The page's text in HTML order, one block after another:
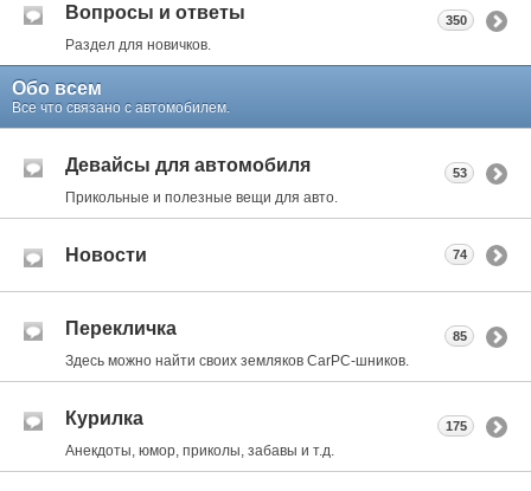
Вопросы и ответы
Раздел для новичков.
350
Обо всем
Все что связано с автомобилем.
Девайсы для автомобиля
Прикольные и полезные вещи для авто.
53
Новости 74
Перекличка
Здесь можно найти своих земляков CarPC-шников.
85
Курилка
Анекдоты, юмор, приколы, забавы и т.д.
175